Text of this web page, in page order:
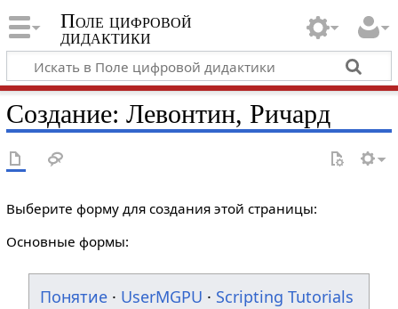
Поле цифровой
дидактики
Создание: Левонтин, Ричард
Выберите форму для создания этой страницы:
Основные формы:
Понятие · UserMGPU · Scripting Tutorials